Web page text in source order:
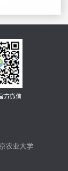
方微信
农业大学